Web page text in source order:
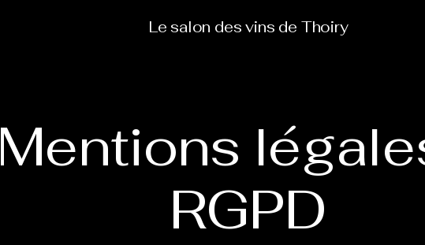
Le salon des vins de Thoiry
Mentions
RGPD